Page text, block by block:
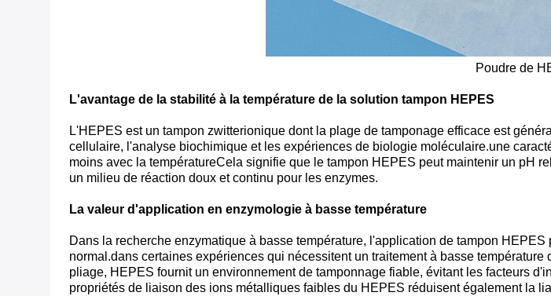
Poudre de
L'avantage de la stabilité à la température de la solution tampon HEPES
L'HEPES est un tampon zwitterionique dont la plage de tamponage efficace est
cellulaire, l'analyse biochimique et les expériences de biologie moléculaire.une
moins avec la températureCela signifie que le tampon HEPES peut maintenir un pH
un milieu de réaction doux et continu pour les enzymes.
La valeur d'application en enzymologie à basse température
Dans la recherche enzymatique à basse température, l'application de tampon
normal.dans certaines expériences qui nécessitent un traitement à basse
pliage, HEPES fournit un environnement de tamponnage fiable, évitant les facteurs
propriétés de liaison des ions métalliques faibles du HEPES réduisent également la